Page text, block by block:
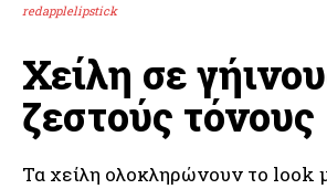
redapplelipstick
Χείλη σε
ζεστούς τόνους
Τα χείλη ολοκληρώνουν το look